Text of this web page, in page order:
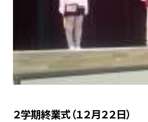
２学期終業式（１２月２２日）